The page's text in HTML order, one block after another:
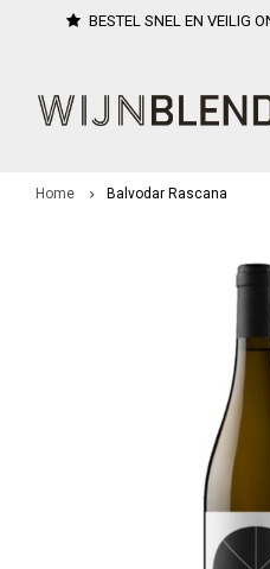
BESTEL SNEL EN VEILIG
Home Balvodar Rascana